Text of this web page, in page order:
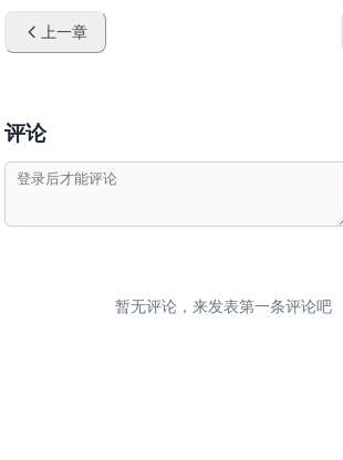
上一章
评论
暂无评论，来发表第一条评论吧